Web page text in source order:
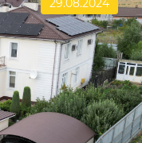
29.08.2024